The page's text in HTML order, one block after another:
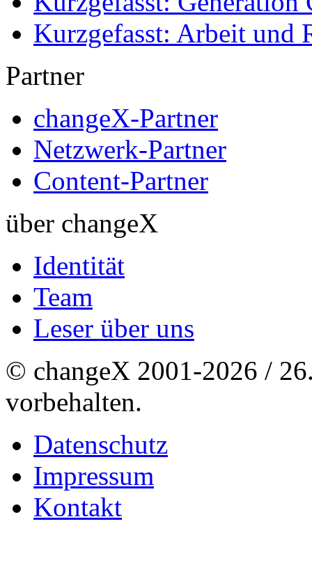
Kurzgefasst: Arbeit und
Partner
changeX-Partner
Netzwerk-Partner
Content-Partner
über changeX
Identität
Team
Leser über uns
© changeX 2001-2026 /
vorbehalten.
Datenschutz
Impressum
Kontakt